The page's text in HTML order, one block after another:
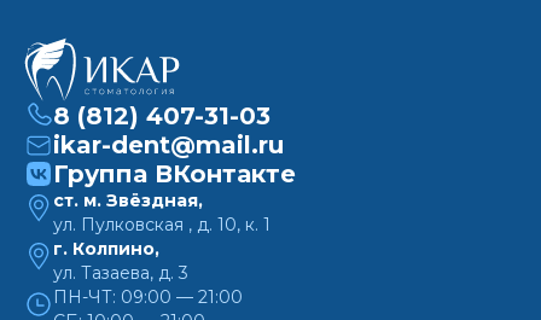
8 (812) 407-31-03
ikar-dent@mail.ru
Группа ВКонтакте
ст. м. Звёздная,
ул. Пулковская , д. 10, к. 1
г. Колпино,
ул. Тазаева, д. 3
ПН-ЧТ: 09:00 — 21:00